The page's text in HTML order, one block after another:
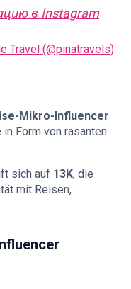
в Instagram
Travel (@pinatravels)
Mikro-Influencer
Form von rasanten
sich auf 13K, die
mit Reisen,